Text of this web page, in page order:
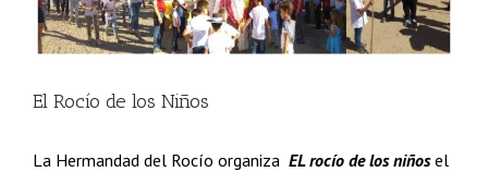
El Rocío de los Niños
La Hermandad del Rocío organiza EL rocío de los niñosel